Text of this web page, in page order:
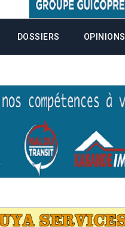
de la fiche de procuration
de serment et à une
aux CACV (centralisation
DOSSIERS OPINIONS